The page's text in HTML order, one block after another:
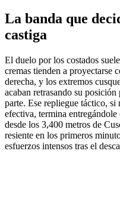
La banda que
castiga
El duelo por los costados
cremas tienden a proyectarse
derecha, y los extremos
acaban retrasando su
parte. Ese repliegue táctico, si
efectiva, termina
desde los 3,400 metros de
resiente en los primeros
esfuerzos intensos tras el